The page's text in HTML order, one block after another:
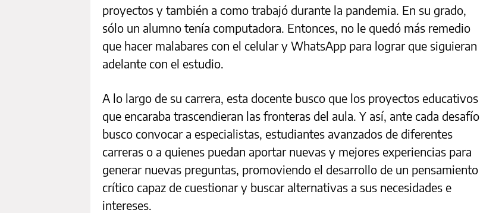
proyectos y también a como trabajó durante la pandemia. En su grado,
sólo un alumno tenía computadora. Entonces, no le quedó más remedio
que hacer malabares con el celular y WhatsApp para lograr que siguieran
adelante con el estudio.
A lo largo de su carrera, esta docente busco que los proyectos educativos
que encaraba trascendieran las fronteras del aula. Y así, ante cada desafío
busco convocar a especialistas, estudiantes avanzados de diferentes
carreras o a quienes puedan aportar nuevas y mejores experiencias para
generar nuevas preguntas, promoviendo el desarrollo de un pensamiento
crítico capaz de cuestionar y buscar alternativas a sus necesidades e
intereses.